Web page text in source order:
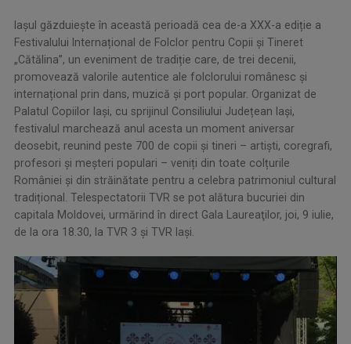
Iașul găzduiește în această perioadă cea de-a XXX-a ediție a
Festivalului Internațional de Folclor pentru Copii și Tineret
„Cătălina”, un eveniment de tradiție care, de trei decenii,
promovează valorile autentice ale folclorului românesc și
internațional prin dans, muzică și port popular. Organizat de
Palatul Copiilor Iași, cu sprijinul Consiliului Județean Iași,
festivalul marchează anul acesta un moment aniversar
deosebit, reunind peste 700 de copii și tineri – artiști, coregrafi,
profesori și meșteri populari – veniți din toate colțurile
României și din străinătate pentru a celebra patrimoniul cultural
tradițional. Telespectatorii TVR se pot alătura bucuriei din
capitala Moldovei, urmărind în direct Gala Laureaţilor, joi, 9 iulie,
de la ora 18.30, la TVR 3 şi TVR Iaşi.